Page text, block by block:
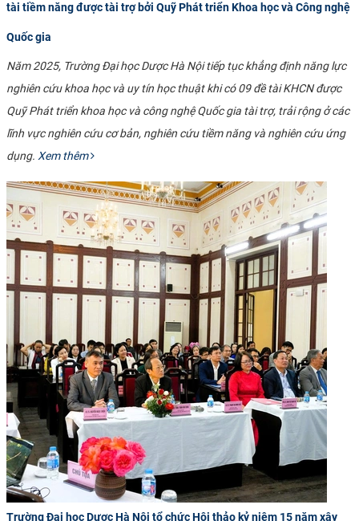
tài tiềm năng được tài trợ bởi Quỹ Phát triển Khoa học và Công nghệ
Quốc gia
Năm 2025, Trường Đại học Dược Hà Nội tiếp tục khẳng định năng lực
nghiên cứu khoa học và uy tín học thuật khi có 09 đề tài KHCN được
Quỹ Phát triển khoa học và công nghệ Quốc gia tài trợ, trải rộng ở các
lĩnh vực nghiên cứu cơ bản, nghiên cứu tiềm năng và nghiên cứu ứng
dụng. Xem thêm
Trường Đại học Dược Hà Nội tổ chức Hội thảo kỷ niệm 15 năm xây